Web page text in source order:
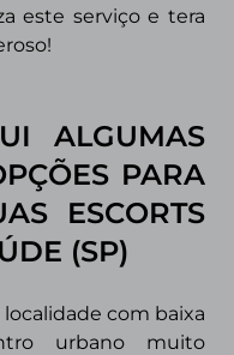
este serviço e tera
ALGUMAS
PARA
ESCORTS
(SP)
localidade com baixa
urbano muito